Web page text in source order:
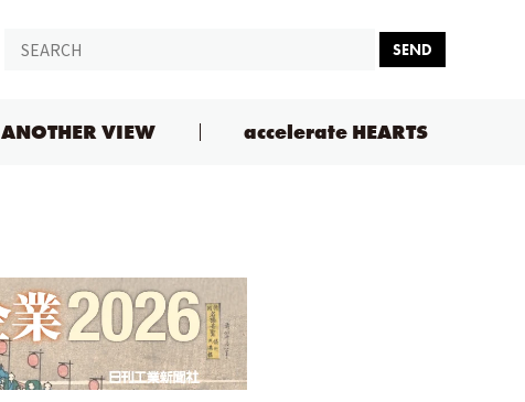
SEND
ANOTHER VIEW accelerate HEARTS